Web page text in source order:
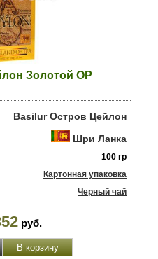
Золотой OP
Basilur Остров Цейлон
Шри Ланка
100 гр
Картонная упаковка
Черный чай
руб.